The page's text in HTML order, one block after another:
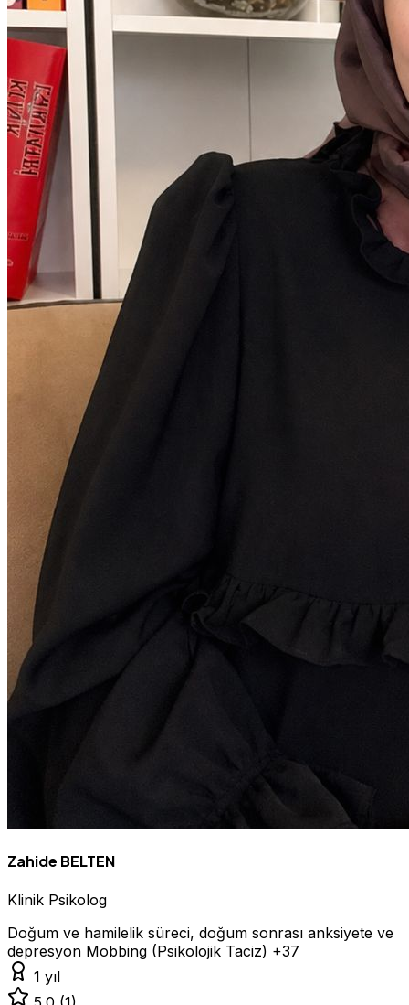
Zahide BELTEN
Klinik Psikolog
Doğum ve hamilelik süreci, doğum sonrası anksiyete ve
depresyon Mobbing (Psikolojik Taciz) +37
1 yıl